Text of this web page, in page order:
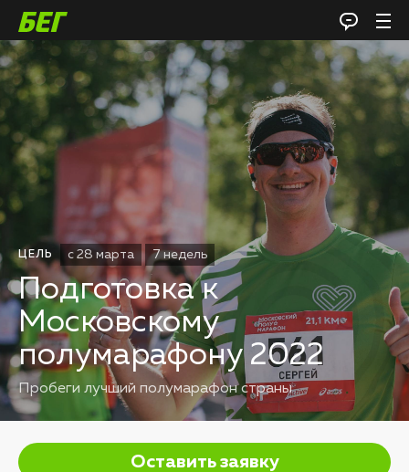
ЦЕЛЬ с 28 марта 7 недель
Подготовка к
Московскому
полумарафону 2022
Пробеги лучший полумарафон страны
Оставить заявку